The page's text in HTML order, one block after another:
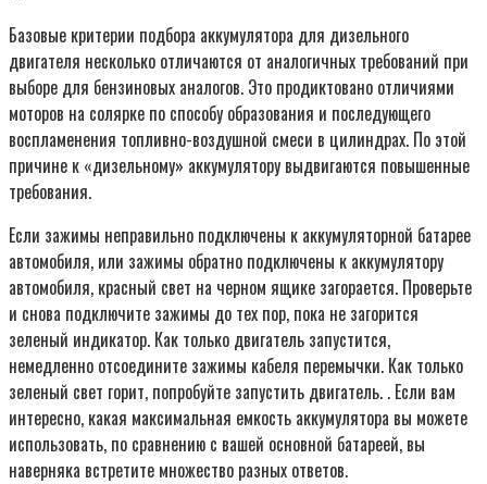
Базовые критерии подбора аккумулятора для дизельного
двигателя несколько отличаются от аналогичных требований при
выборе для бензиновых аналогов. Это продиктовано отличиями
моторов на солярке по способу образования и последующего
воспламенения топливно-воздушной смеси в цилиндрах. По этой
причине к «дизельному» аккумулятору выдвигаются повышенные
требования.
Если зажимы неправильно подключены к аккумуляторной батарее
автомобиля, или зажимы обратно подключены к аккумулятору
автомобиля, красный свет на черном ящике загорается. Проверьте
и снова подключите зажимы до тех пор, пока не загорится
зеленый индикатор. Как только двигатель запустится,
немедленно отсоедините зажимы кабеля перемычки. Как только
зеленый свет горит, попробуйте запустить двигатель. . Если вам
интересно, какая максимальная емкость аккумулятора вы можете
использовать, по сравнению с вашей основной батареей, вы
наверняка встретите множество разных ответов.